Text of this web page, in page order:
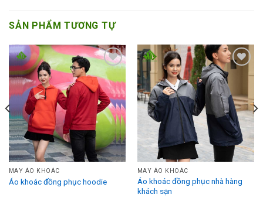
SẢN PHẨM TƯƠNG TỰ
Add to
Wishlist
MAY ÁO KHOÁC
Áo khoác đồng phục hoodie
Add to
Wishlist
MAY ÁO KHOÁC
Áo khoác đồng phục nhà hàng
khách sạn